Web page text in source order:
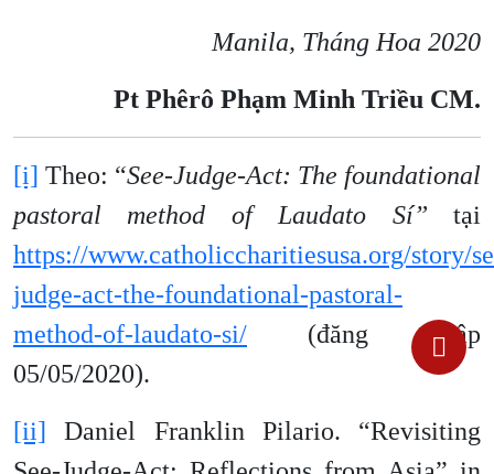
Manila, Tháng Hoa 2020
Pt Phêrô Phạm Minh Triều CM.
[i] Theo: “See-Judge-Act: The foundational
pastoral method of Laudato Sí” tại
https://www.catholiccharitiesusa.org/story/
judge-act-the-foundational-pastoral-
method-of-laudato-si/ (đăng nhập
05/05/2020).
[ii] Daniel Franklin Pilario. “Revisiting